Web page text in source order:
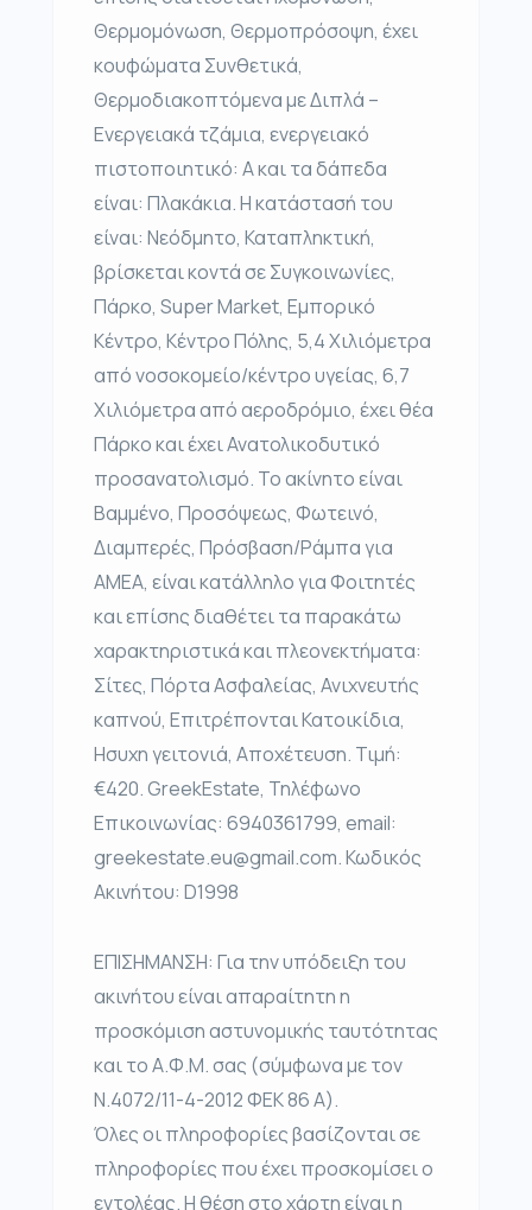
Θερμομόνωση, Θερμοπρόσοψη, έχει
κουφώματα Συνθετικά,
Θερμοδιακοπτόμενα με Διπλά –
Ενεργειακά τζάμια, ενεργειακό
πιστοποιητικό: Α και τα δάπεδα
είναι: Πλακάκια. Η κατάστασή του
είναι: Νεόδμητο, Καταπληκτική,
βρίσκεται κοντά σε Συγκοινωνίες,
Πάρκο, Super Market, Εμπορικό
Κέντρο, Κέντρο Πόλης, 5,4 Χιλιόμετρα
από νοσοκομείο/κέντρο υγείας, 6,7
Χιλιόμετρα από αεροδρόμιο, έχει θέα
Πάρκο και έχει Ανατολικοδυτικό
προσανατολισμό. Το ακίνητο είναι
Βαμμένο, Προσόψεως, Φωτεινό,
Διαμπερές, Πρόσβαση/Ράμπα για
ΑΜΕΑ, είναι κατάλληλο για Φοιτητές
και επίσης διαθέτει τα παρακάτω
χαρακτηριστικά και πλεονεκτήματα:
Σίτες, Πόρτα Ασφαλείας, Ανιχνευτής
καπνού, Επιτρέπονται Κατοικίδια,
Ησυχη γειτονιά, Αποχέτευση. Τιμή:
€420. GreekEstate, Τηλέφωνο
Επικοινωνίας: 6940361799, email:
greekestate.eu@gmail.com. Κωδικός
Ακινήτου: D1998
ΕΠΙΣΗΜΑΝΣΗ: Για την υπόδειξη του
ακινήτου είναι απαραίτητη η
προσκόμιση αστυνομικής ταυτότητας
και το Α.Φ.Μ. σας (σύμφωνα με τον
Ν.4072/11-4-2012 ΦΕΚ 86 Α).
Όλες οι πληροφορίες βασίζονται σε
πληροφορίες που έχει προσκομίσει ο
εντολέας. Η θέση στο χάρτη είναι η